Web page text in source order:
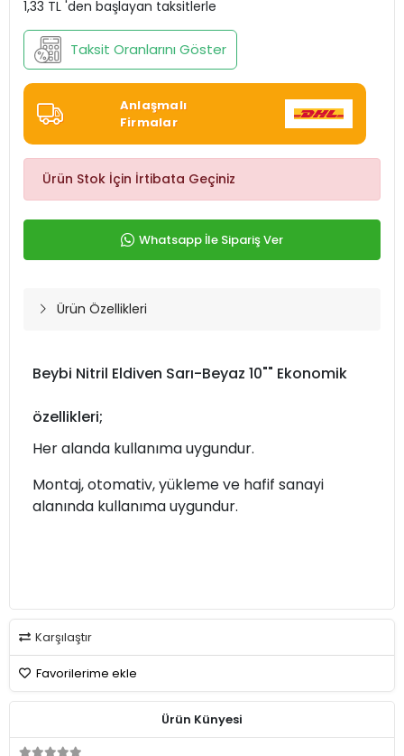
1,33 TL 'den başlayan taksitlerle
Taksit Oranlarını Göster
Anlaşmalı
Firmalar
Ürün Stok İçin İrtibata Geçiniz
Whatsapp İle Sipariş Ver
Ürün Özellikleri
Beybi Nitril Eldiven Sarı-Beyaz 10"" Ekonomik
özellikleri;
Her alanda kullanıma uygundur.
Montaj, otomativ, yükleme ve hafif sanayi
alanında kullanıma uygundur.
Karşılaştır
Favorilerime ekle
Ürün Künyesi